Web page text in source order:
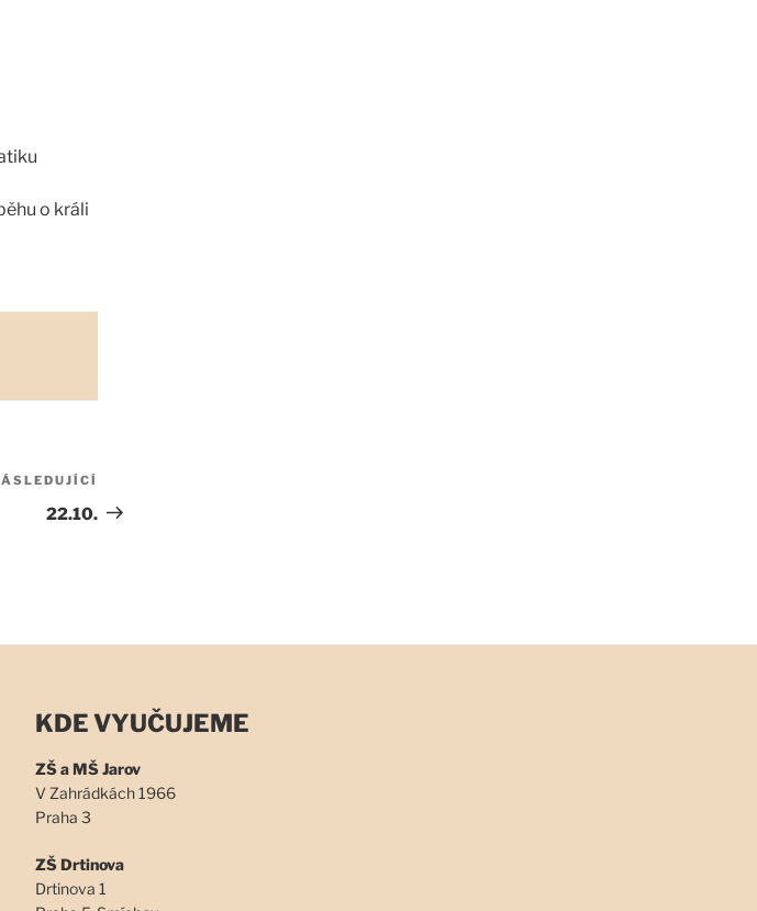
o králi
příspěvek
22.10.
KDE VYUČUJEME
ZŠ a MŠ Jarov
V Zahrádkách 1966
Praha 3
ZŠ Drtinova
Drtinova 1